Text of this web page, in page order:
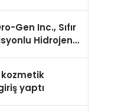
Gen Inc., Sıfır
Hidrojen
kozmetik
yaptı